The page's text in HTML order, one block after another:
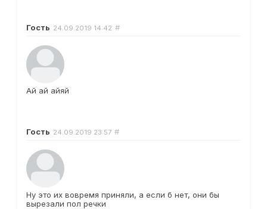
Гость 24.09.2019 14:42 #
Ай ай айяй
Гость 24.09.2019 23:57 #
Ну это их вовремя приняли, а если б нет, они бы
вырезали пол речки